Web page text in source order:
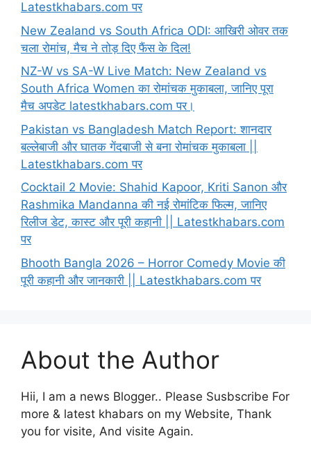
Latestkhabars.com पर
New Zealand vs South Africa ODI: आखिरी ओवर तक
चला रोमांच, मैच ने तोड़ दिए फैंस के दिल!
NZ-W vs SA-W Live Match: New Zealand vs
South Africa Women का रोमांचक मुकाबला, जानिए पूरा
मैच अपडेट latestkhabars.com पर।
Pakistan vs Bangladesh Match Report: शानदार
बल्लेबाजी और घातक गेंदबाजी से बना रोमांचक मुकाबला ||
Latestkhabars.com पर
Cocktail 2 Movie: Shahid Kapoor, Kriti Sanon और
Rashmika Mandanna की नई रोमांटिक फिल्म, जानिए
रिलीज डेट, कास्ट और पूरी कहानी || Latestkhabars.com
पर
Bhooth Bangla 2026 – Horror Comedy Movie की
पूरी कहानी और जानकारी || Latestkhabars.com पर
About the Author
Hii, I am a news Blogger.. Please Susbscribe For
more & latest khabars on my Website, Thank
you for visite, And visite Again.